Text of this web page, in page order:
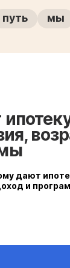
путь мы
дают
и